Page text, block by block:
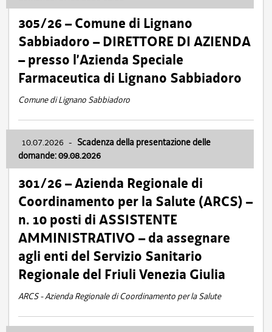
305/26 – Comune di Lignano
Sabbiadoro – DIRETTORE DI AZIENDA
– presso l’Azienda Speciale
Farmaceutica di Lignano Sabbiadoro
Comune di Lignano Sabbiadoro
10.07.2026 - Scadenza della presentazione delle
domande: 09.08.2026
301/26 – Azienda Regionale di
Coordinamento per la Salute (ARCS) –
n. 10 posti di ASSISTENTE
AMMINISTRATIVO – da assegnare
agli enti del Servizio Sanitario
Regionale del Friuli Venezia Giulia
ARCS - Azienda Regionale di Coordinamento per la Salute